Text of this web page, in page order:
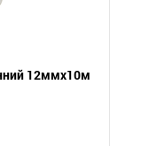
12ммх10м